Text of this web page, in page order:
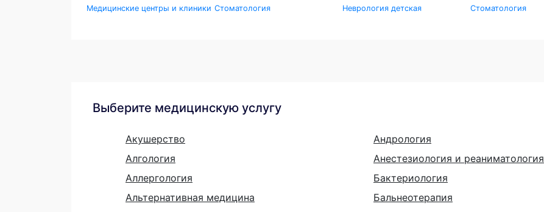
Медицинские центры и клиники Стоматология
Неврология детская
Стоматология
Выберите медицинскую услугу
Акушерство
Алгология
Аллергология
Альтернативная медицина
Андрология
Анестезиология и реаниматология
Бактериология
Бальнеотерапия